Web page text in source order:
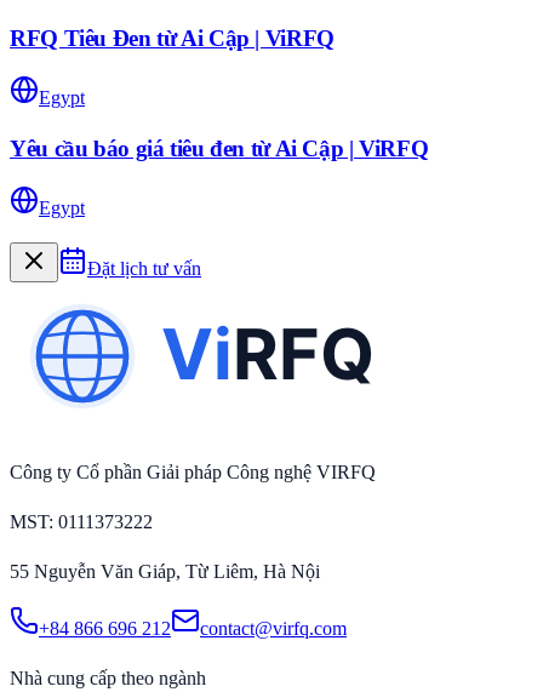
RFQ Tiêu Đen từ Ai Cập | ViRFQ
Egypt
Yêu cầu báo giá tiêu đen từ Ai Cập | ViRFQ
Egypt
Đặt lịch tư vấn
Công ty Cổ phần Giải pháp Công nghệ VIRFQ
MST: 0111373222
55 Nguyễn Văn Giáp, Từ Liêm, Hà Nội
+84 866 696 212 contact@virfq.com
Nhà cung cấp theo ngành